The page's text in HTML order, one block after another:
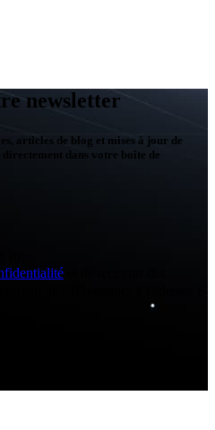
newsletter
articles de blog et mises à jour de
dans votre boîte de